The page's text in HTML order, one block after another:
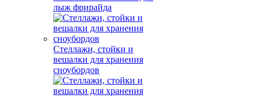
лыж фрирайда
Стеллажи, стойки и
вешалки для хранения
сноубордов